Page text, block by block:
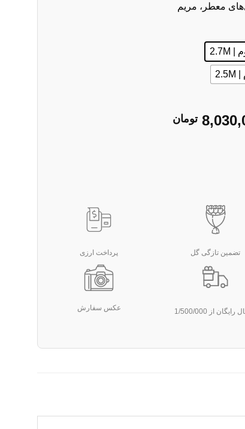
معطر، مریم
تومان
تضمین تازگی گل پرداخت ارزی
رایگان از 1/500/000 عکس سفارش